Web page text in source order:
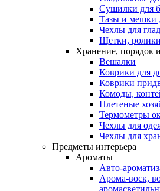
Сушилки для
Тазы и мешки
Чехлы для
Щетки,
Хранение, порядок
Вешалки
Коврики для
Коврики
Комоды,
Плетеные
Термометры
Чехлы для
Чехлы для
Предметы интерьера
Ароматы
Авто-
Арома-воск,